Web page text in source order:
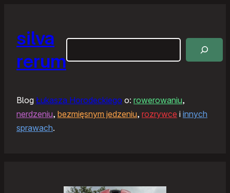
silva
rerum
Blog Łukasza Horodeckiego o: rowerowaniu,
nerdzeniu, bezmięsnym jedzeniu, rozrywce i innych
sprawach.